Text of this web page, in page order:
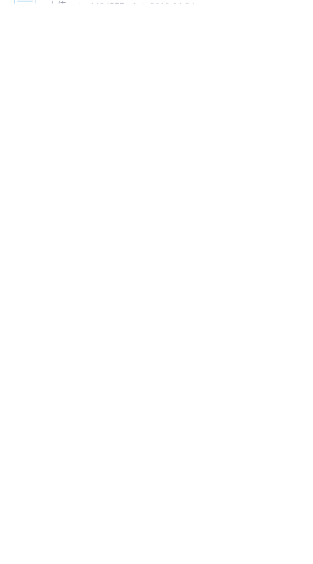
上传: cojz_1134577_zl 2018-04-24